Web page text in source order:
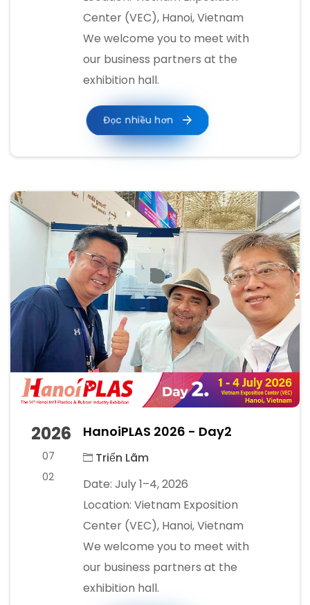
Center (VEC), Hanoi, Vietnam
We welcome you to meet with
our business partners at the
exhibition hall.
Đọc nhiều hơn
2026
07
02
HanoiPLAS 2026 - Day2
Triển Lãm
Date: July 1–4, 2026
Location: Vietnam Exposition
Center (VEC), Hanoi, Vietnam
We welcome you to meet with
our business partners at the
exhibition hall.